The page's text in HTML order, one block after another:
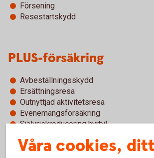
Försening
Resestartskydd
PLUS-försäkring
Avbeställningsskydd
Ersättningsresa
Outnyttjad aktivitetsresa
Evenemangsförsäkring
Självriskreducering hyrbil
Våra cookies,